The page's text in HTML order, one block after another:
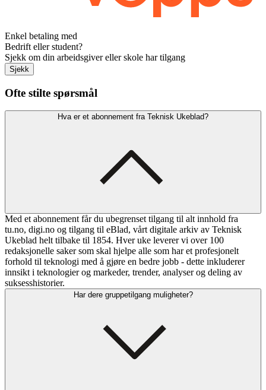
Enkel betaling med
Bedrift eller student?
Sjekk om din arbeidsgiver eller skole har tilgang
Sjekk
Ofte stilte spørsmål
Hva er et abonnement fra Teknisk Ukeblad?
Med et abonnement får du ubegrenset tilgang til alt innhold fra
tu.no, digi.no og tilgang til eBlad, vårt digitale arkiv av Teknisk
Ukeblad helt tilbake til 1854. Hver uke leverer vi over 100
redaksjonelle saker som skal hjelpe alle som har et profesjonelt
forhold til teknologi med å gjøre en bedre jobb - dette inkluderer
innsikt i teknologier og markeder, trender, analyser og deling av
suksesshistorier.
Har dere gruppetilgang muligheter?